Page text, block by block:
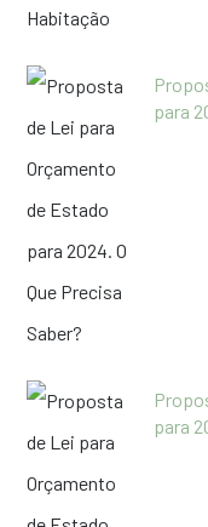
para
para